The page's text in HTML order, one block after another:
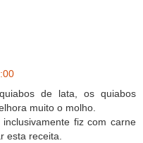
de lata, os quiabos
muito o molho.
fiz com carne
esta receita.